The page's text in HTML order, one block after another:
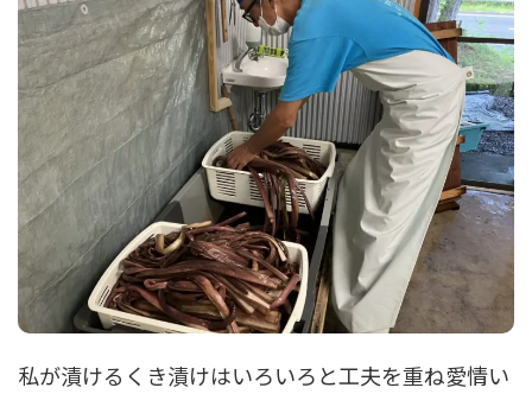
私が漬けるくき漬けはいろいろと工夫を重ね愛情い